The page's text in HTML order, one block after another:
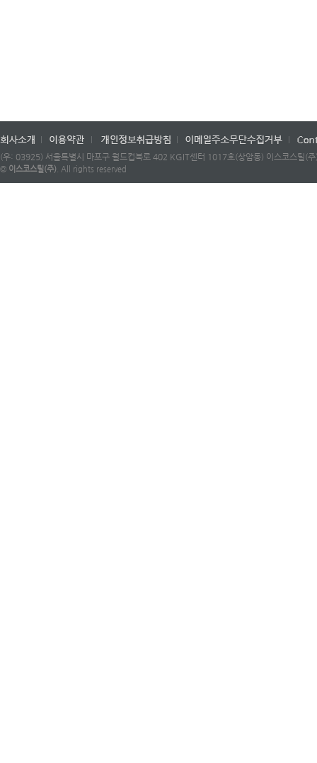
(우: 03925) 서울특별시 마포구 월드컵북로 402 KGIT센터 1017호(상암동) 이스코스틸(
© 이스코스틸(주) . All rights reserved